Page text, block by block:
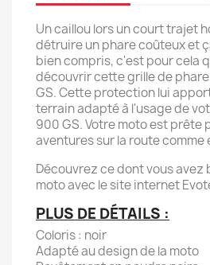
Un caillou lors un court trajet
détruire un phare coûteux et
bien compris, c'est pour cela
découvrir cette grille de phare
GS. Cette protection lui
terrain adapté à l'usage de
900 GS. Votre moto est prête
aventures sur la route comme
Découvrez ce dont vous avez
moto avec le site internet
PLUS DE DÉTAILS :
Coloris : noir
Adapté au design de la moto